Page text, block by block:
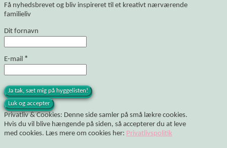
Få nyhedsbrevet og bliv inspireret til et kreativt nærværende
familieliv
Dit fornavn
E-mail *
Privatliv & Cookies: Denne side samler på små lækre cookies.
Hvis du vil blive hængende på siden, så accepterer du at leve
med cookies. Læs mere om cookies her: Privatlivspolitik